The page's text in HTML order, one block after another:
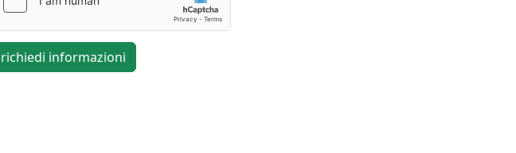
richiedi informazioni